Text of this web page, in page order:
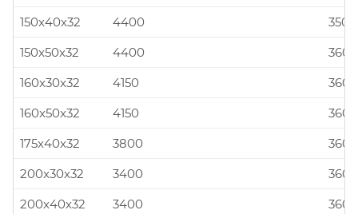
150x40x32
4400
150x50x32
4400
160x30x32
4150
160x50x32
4150
175x40x32
3800
200x30x32
3400
200x40x32
3400